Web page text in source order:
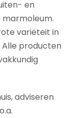
en
variëteit in
producten
adviseren